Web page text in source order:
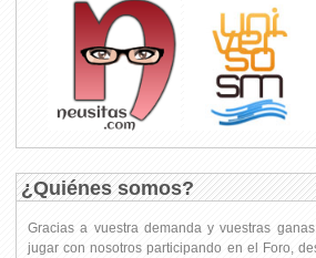
¿Quiénes somos?
Gracias a vuestra demanda y vuestras
jugar con nosotros participando en el Foro,